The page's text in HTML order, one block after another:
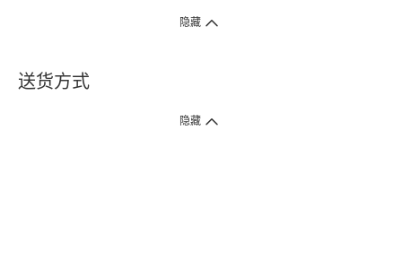
隐藏
送货方式
1. 送货到府（受卫生署条例规管产品除外 ）
隐藏